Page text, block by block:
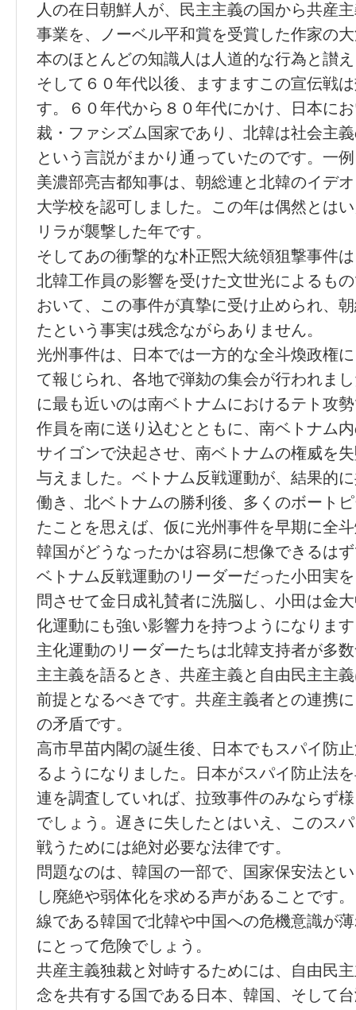
人の在日朝鮮人が、民主主義の国から共産
事業を、ノーベル平和賞を受賞した作家の
本のほとんどの知識人は人道的な行為と讃
そして６０年代以後、ますますこの宣伝戦
す。６０年代から８０年代にかけ、日本に
裁・ファシズム国家であり、北韓は社会主
という言説がまかり通っていたのです。一
美濃部亮吉都知事は、朝総連と北韓のイデ
大学校を認可しました。この年は偶然とは
リラが襲撃した年です。
そしてあの衝撃的な朴正煕大統領狙撃事件
北韓工作員の影響を受けた文世光によるも
おいて、この事件が真摯に受け止められ、
たという事実は残念ながらありません。
光州事件は、日本では一方的な全斗煥政権
て報じられ、各地で弾劾の集会が行われま
に最も近いのは南ベトナムにおけるテト攻
作員を南に送り込むとともに、南ベトナム
サイゴンで決起させ、南ベトナムの権威を
与えました。ベトナム反戦運動が、結果的
働き、北ベトナムの勝利後、多くのボート
たことを思えば、仮に光州事件を早期に全
韓国がどうなったかは容易に想像できるは
ベトナム反戦運動のリーダーだった小田実
問させて金日成礼賛者に洗脳し、小田は金
化運動にも強い影響力を持つようになりま
主化運動のリーダーたちは北韓支持者が多
主主義を語るとき、共産主義と自由民主主
前提となるべきです。共産主義者との連携
の矛盾です。
高市早苗内閣の誕生後、日本でもスパイ防
るようになりました。日本がスパイ防止法
連を調査していれば、拉致事件のみならず
でしょう。遅きに失したとはいえ、このス
戦うためには絶対必要な法律です。
問題なのは、韓国の一部で、国家保安法と
し廃絶や弱体化を求める声があることです
線である韓国で北韓や中国への危機意識が
にとって危険でしょう。
共産主義独裁と対峙するためには、自由民
念を共有する国である日本、韓国、そして